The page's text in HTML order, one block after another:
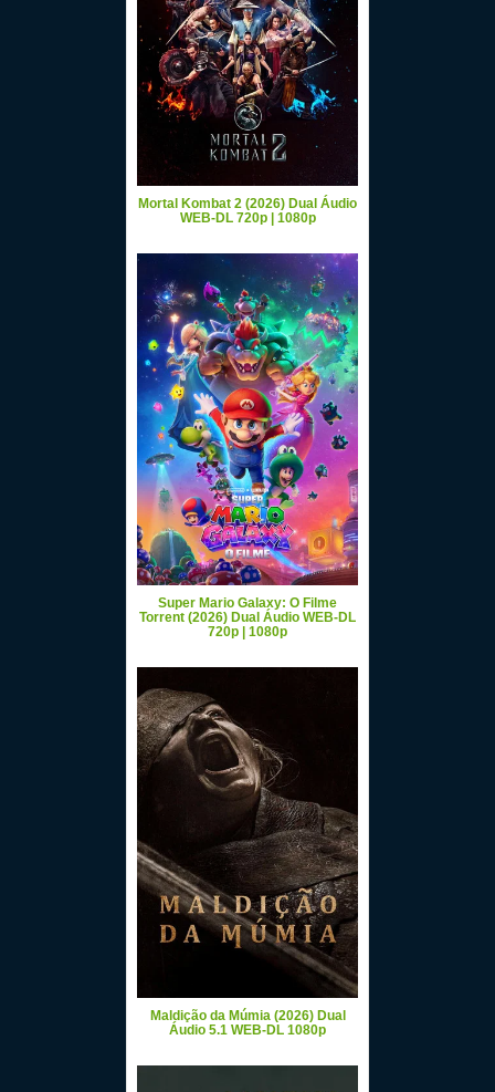
Mortal Kombat 2 (2026) Dual Áudio
WEB-DL 720p | 1080p
Super Mario Galaxy: O Filme
Torrent (2026) Dual Áudio WEB-DL
720p | 1080p
Maldição da Múmia (2026) Dual
Áudio 5.1 WEB-DL 1080p